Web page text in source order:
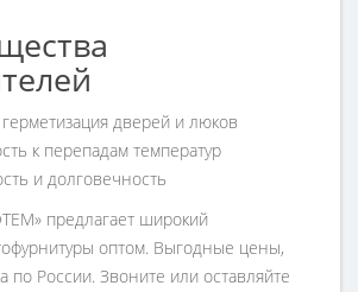
дверей и люков
к перепадам температур
и долговечность
предлагает широкий
оптом. Выгодные цены,
по России. Звоните или оставляйте